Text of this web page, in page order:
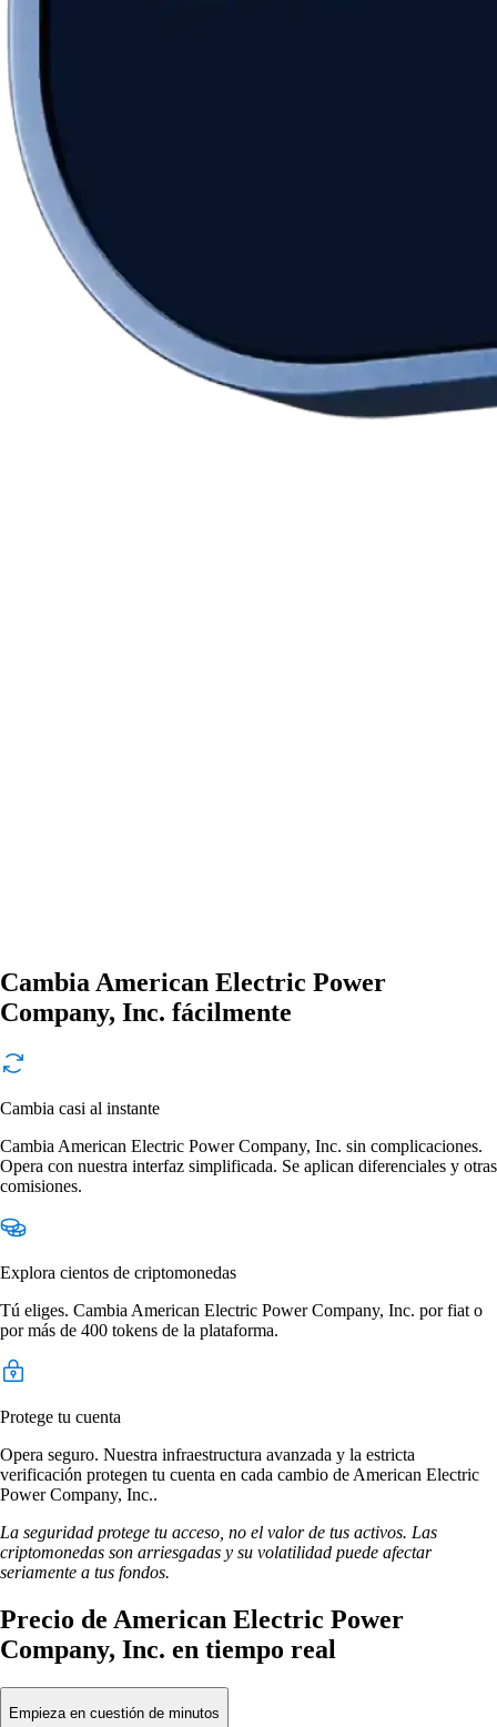
Cambia American Electric Power
Company, Inc. fácilmente
Cambia casi al instante
Cambia American Electric Power Company, Inc. sin complicaciones.
Opera con nuestra interfaz simplificada. Se aplican diferenciales y otras
comisiones.
Explora cientos de criptomonedas
Tú eliges. Cambia American Electric Power Company, Inc. por fiat o
por más de 400 tokens de la plataforma.
Protege tu cuenta
Opera seguro. Nuestra infraestructura avanzada y la estricta
verificación protegen tu cuenta en cada cambio de American Electric
Power Company, Inc..
La seguridad protege tu acceso, no el valor de tus activos. Las
criptomonedas son arriesgadas y su volatilidad puede afectar
seriamente a tus fondos.
Precio de American Electric Power
Company, Inc. en tiempo real
Empieza en cuestión de minutos